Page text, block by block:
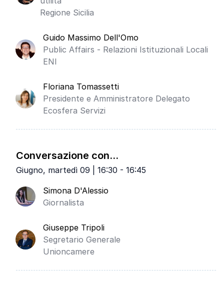
Regione Sicilia
Guido Massimo Dell'Omo
Public Affairs - Relazioni Istituzionali Locali
ENI
Floriana Tomassetti
Presidente e Amministratore Delegato
Ecosfera Servizi
Conversazione con...
Giugno, martedì 09 | 16:30 - 16:45
Simona D'Alessio
Giornalista
Giuseppe Tripoli
Segretario Generale
Unioncamere